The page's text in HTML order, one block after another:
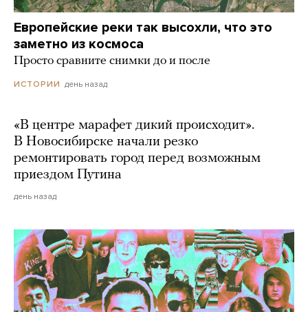
Европейские реки так высохли, что это
заметно из космоса
Просто сравните снимки до и после
ИСТОРИИ день назад
«В центре марафет дикий происходит».
В Новосибирске начали резко
ремонтировать город перед возможным
приездом Путина
день назад